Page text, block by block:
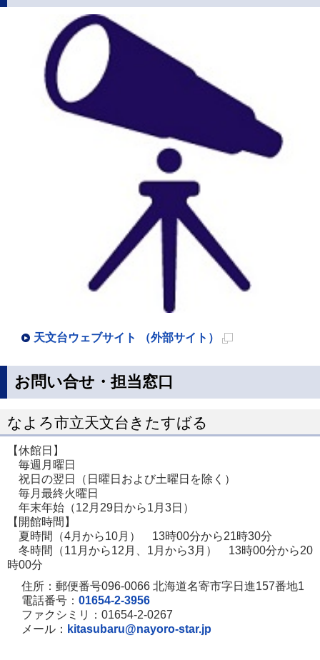
天文台ウェブサイト （外部サイト）
ジ
開
す
お問い合せ・担当窓口
なよろ市立天文台きたすばる
【休館日】
毎週月曜日
祝日の翌日（日曜日および土曜日を除く）
毎月最終火曜日
年末年始（12月29日から1月3日）
【開館時間】
夏時間（4月から10月） 13時00分から21時30分
冬時間（11月から12月、1月から3月） 13時00分から20
時00分
住所：郵便番号096-0066 北海道名寄市字日進157番地1
電話番号： 01654-2-3956
ファクシミリ：01654-2-0267
メール： kitasubaru@nayoro-star.jp